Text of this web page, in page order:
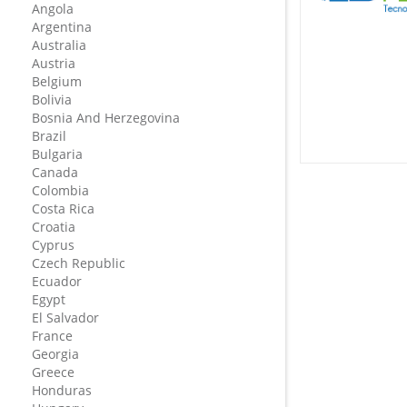
Angola
Argentina
Australia
Austria
Belgium
Bolivia
Bosnia And Herzegovina
Brazil
Bulgaria
Canada
Colombia
Costa Rica
Croatia
Cyprus
Czech Republic
Ecuador
Egypt
El Salvador
France
Georgia
Greece
Honduras